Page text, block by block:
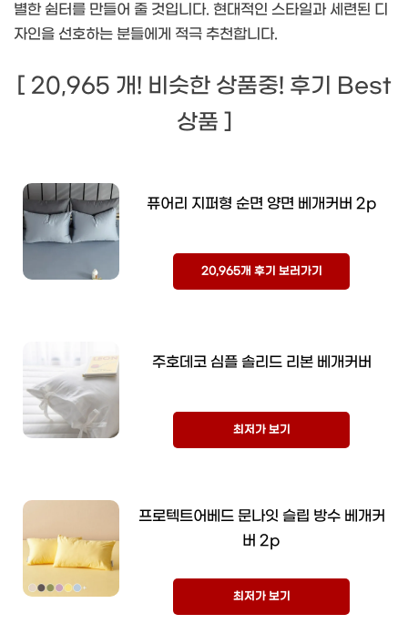
별한 쉼터를 만들어 줄 것입니다. 현대적인 스타일과 세련된 디
자인을 선호하는 분들에게 적극 추천합니다.
[ 20,965 개! 비슷한 상품중! 후기 Best
상품 ]
퓨어리 지퍼형 순면 양면 베개커버 2p
20,965개 후기 보러가기
주호데코 심플 솔리드 리본 베개커버
최저가 보기
프로텍트어베드 문나잇 슬립 방수 베개커
버 2p
최저가 보기